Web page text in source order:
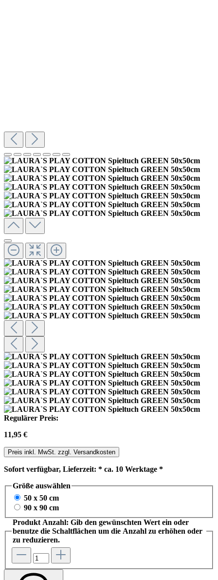
Regulärer Preis:
11,95 €
Preis inkl. MwSt. zzgl. Versandkosten
Sofort verfügbar, Lieferzeit: * ca. 10 Werktage *
Größe auswählen
50 x 50 cm
90 x 90 cm
Produkt Anzahl: Gib den gewünschten Wert ein oder
benutze die Schaltflächen um die Anzahl zu erhöhen oder
zu reduzieren.